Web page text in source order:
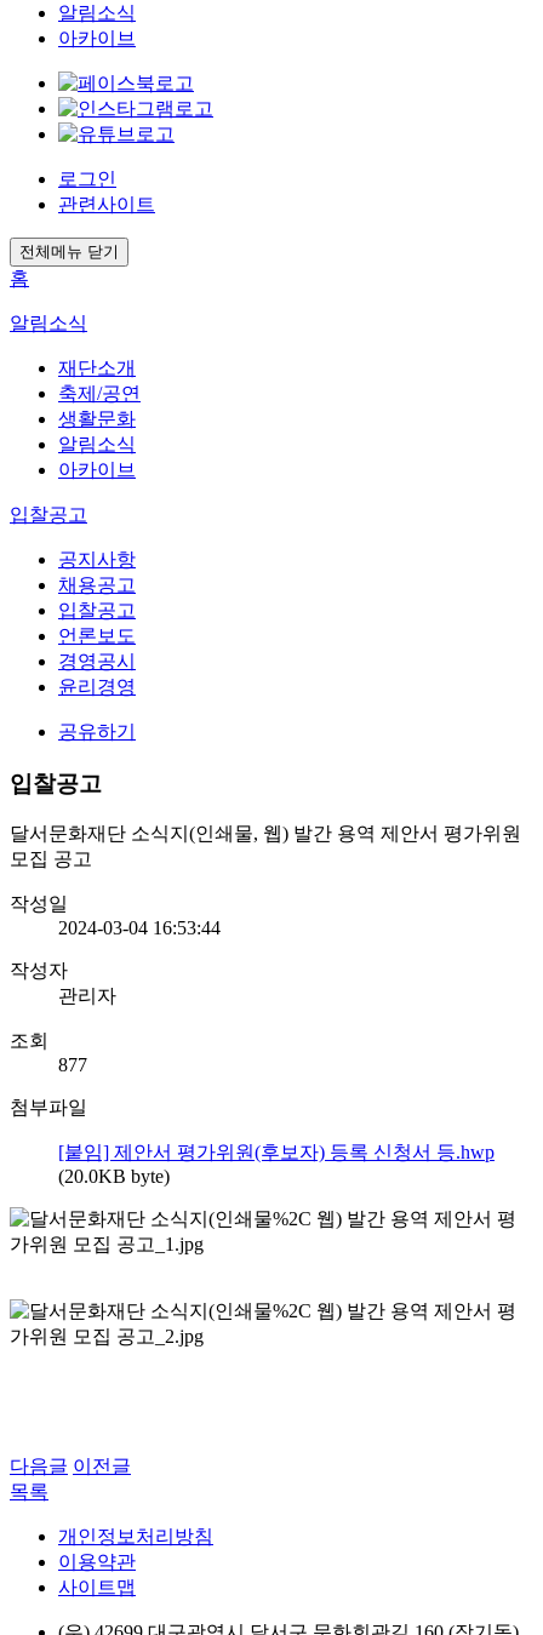
알림소식
아카이브
로그인
관련사이트
전체메뉴 닫기
홈
알림소식
재단소개
축제/공연
생활문화
알림소식
아카이브
입찰공고
공지사항
채용공고
입찰공고
언론보도
경영공시
윤리경영
공유하기
입찰공고
달서문화재단 소식지(인쇄물, 웹) 발간 용역 제안서 평가위원
모집 공고
작성일
2024-03-04 16:53:44
작성자
관리자
조회
877
첨부파일
[붙임] 제안서 평가위원(후보자) 등록 신청서 등.hwp
(20.0KB byte)
다음글 이전글
목록
개인정보처리방침
이용약관
사이트맵